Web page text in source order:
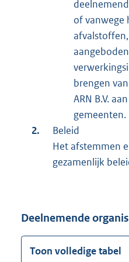
of vanwege
brengen
ARN B.V.
gemeenten.
Beleid
Het afstemmen
gezamenlijk
Deelnemende
Toon volledige tabel